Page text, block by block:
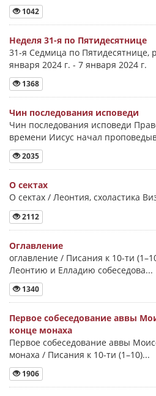
1042
Неделя 31-я по Пятидесятнице
31-я Седмица по Пятидесятнице,
января 2024 г. - 7 января 2024 г.
1368
Чин последования исповеди
Чин последования исповеди
времени Иисус начал
2035
О сектах
О сектах / Леонтия, схоластика
2112
Оглавление
оглавление / Писания к 10-ти
Леонтию и Елладию собеседова...
1340
Первое собеседование аввы
конце монаха
Первое собеседование аввы
монаха / Писания к 10-ти (1–10)...
1906